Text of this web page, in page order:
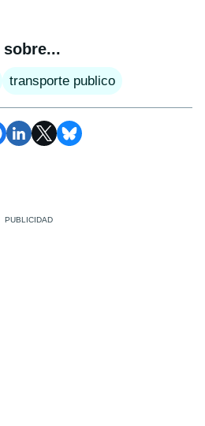
transporte publico